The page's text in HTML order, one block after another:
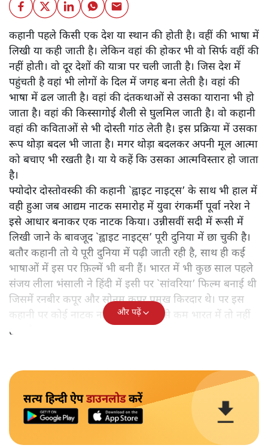
कहानी पहले किसी एक देश या स्थान की होती है। वहीं की भाषा में
लिखी या कही जाती है। लेकिन वहां की होकर भी वो सिर्फ वहीं की
नहीं होती। वो दूर देशों की यात्रा पर चली जाती है। जिस देश में
पहुंचती है वहां भी लोगों के दिल में जगह बना लेती है। वहां की
भाषा में ढल जाती है। वहां की दंतकथाओं से उसका याराना भी हो
जाता है। वहां की किस्सागोई शैली से घुलमिल जाती है। वो कहानी
वहां की कविताओं से भी दोस्ती गांठ लेती है। इस प्रक्रिया में उसका
रूप थोड़ा बदल भी जाता है। मगर थोड़ा बदलकर अपनी मूल आत्मा
को बचाए भी रखती है। या ये कहें कि उसका आत्मविस्तार हो जाता
है।
फ्योदोर दोस्तोवस्की की कहानी `ह्वाइट नाइट्स’ के साथ भी हाल में
वही हुआ जब आद्यम नाटक समारोह में युवा रंगकर्मी पूर्वा नरेश ने
इसे आधार बनाकर एक नाटक किया। उन्नीसवीं सदी में रूसी में
लिखी जाने के बावजूद `ह्वाइट नाइट्स’ पूरी दुनिया में छा चुकी है।
बतौर कहानी तो ये पूरी दुनिया में पढ़ी जाती रही है, साथ ही कई
भाषाओं में इस पर फ़िल्में भी बनी हैं। भारत में भी कुछ साल पहले
संजय लीला भंसाली ने हिंदी में इसी पर `सांवरिया’ फिल्म बनाई थी
जिसमें रनबीर कपूर और सोनम कपूर प्रमुख किरदार थे। पर इस
कहानी पर कोई नाटक नहीं हुआ है। कम से कम भारत में तो नहीं
हुआ है।
और पढ़ें
सत्य हिन्दी ऐपडाउनलोडकरें